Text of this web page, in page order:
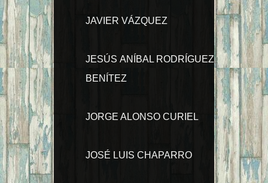
JAVIER VÁZQUEZ
JESÚS ANÍBAL RODRÍGUEZ
BENÍTEZ
JORGE ALONSO CURIEL
JOSÉ LUIS CHAPARRO